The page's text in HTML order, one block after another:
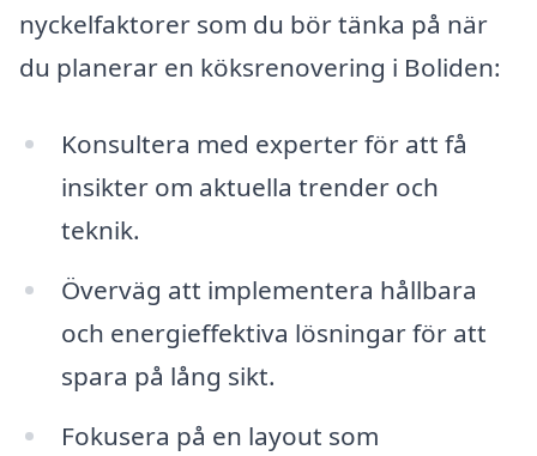
nyckelfaktorer som du bör tänka på när
du planerar en köksrenovering i Boliden:
Konsultera med experter för att få
insikter om aktuella trender och
teknik.
Överväg att implementera hållbara
och energieffektiva lösningar för att
spara på lång sikt.
Fokusera på en layout som